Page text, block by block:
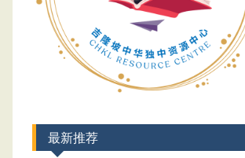
最新推荐